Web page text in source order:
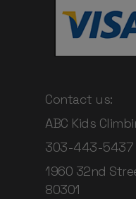
Contact us:
ABC Kids
303-443-5437
1960 32nd
80301